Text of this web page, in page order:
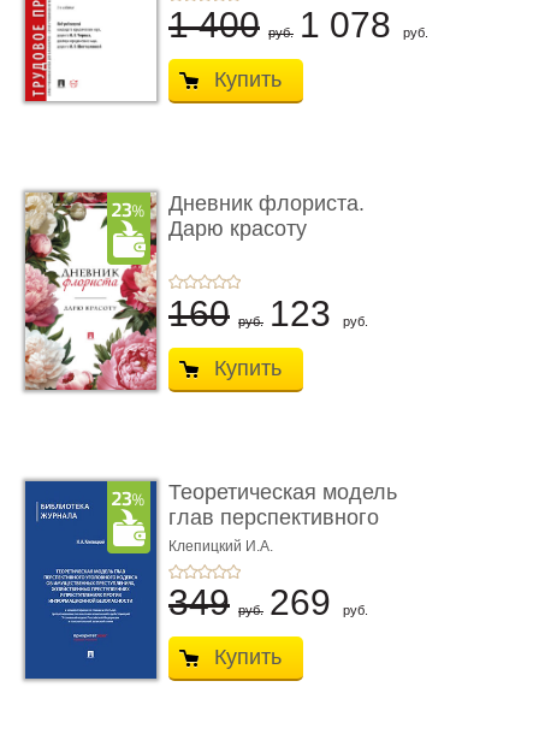
1 400 руб. 1 078 руб.
Купить
Дневник флориста.
Дарю красоту
160 руб. 123 руб.
Купить
Теоретическая модель
глав перспективного
УК о ...
Клепицкий И.А.
349 руб. 269 руб.
Купить